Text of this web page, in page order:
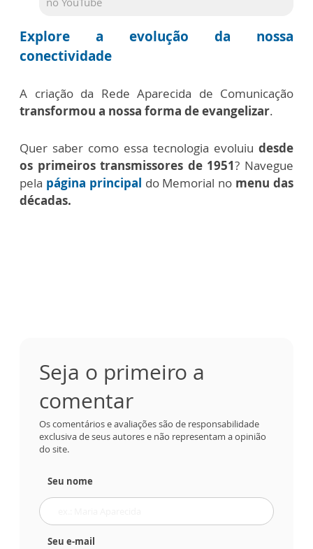
Explore a evolução da nossa
conectividade
A criação da Rede Aparecida de Comunicação
transformou a nossa forma de evangelizar.
Quer saber como essa tecnologia evoluiu desde
os primeiros transmissores de 1951? Navegue
pela página principal do Memorial no menu das
décadas.
Seja o primeiro a
comentar
Os comentários e avaliações são de responsabilidade
exclusiva de seus autores e não representam a opinião
do site.
Seu nome
Seu e-mail